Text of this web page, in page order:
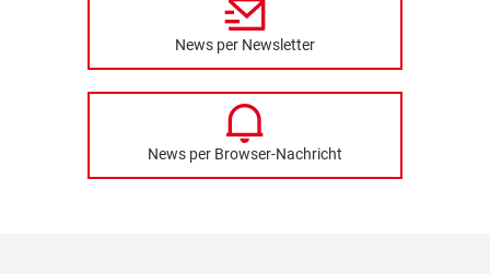
News per Newsletter
News per Browser-Nachricht